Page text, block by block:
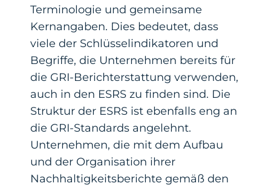
Terminologie und gemeinsame
Kernangaben. Dies bedeutet, dass
viele der Schlüsselindikatoren und
Begriffe, die Unternehmen bereits für
die GRI-Berichterstattung verwenden,
auch in den ESRS zu finden sind. Die
Struktur der ESRS ist ebenfalls eng an
die GRI-Standards angelehnt.
Unternehmen, die mit dem Aufbau
und der Organisation ihrer
Nachhaltigkeitsberichte gemäß den